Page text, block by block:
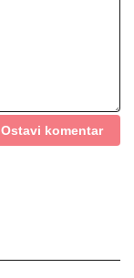
Ostavi komentar